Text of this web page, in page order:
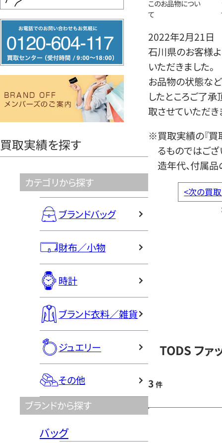
リ
ー
ヤ
買取実績を探す
カテゴリから探す
ブランドバッグ
財布／小物
時計
ブランド衣料／雑貨
ジュエリー
その他
ブランドから探す
バッグ
このお品物につい
て
2022年2月21日
石川県のお客様
いただきました。
お品物の状態など
したところご了
取させていただき
※買取実績の『買
るものではござ
造年代、付属品
<次の買
TODS ファ
3 件